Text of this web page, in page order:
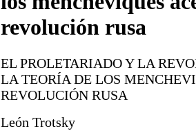
revolución rusa
EL PROLETARIADO Y LA
LA TEORÍA DE LOS
REVOLUCIÓN RUSA
León Trotsky